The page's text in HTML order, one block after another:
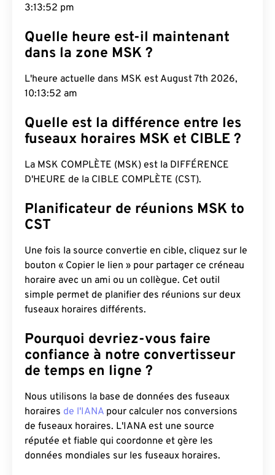
3:13:53 pm
Quelle heure est-il maintenant
dans la zone MSK ?
L'heure actuelle dans MSK est August 7th 2026,
10:13:53 am
Quelle est la différence entre les
fuseaux horaires MSK et CIBLE ?
La MSK COMPLÈTE (MSK) est la DIFFÉRENCE
D'HEURE de la CIBLE COMPLÈTE (CST).
Planificateur de réunions MSK to
CST
Une fois la source convertie en cible, cliquez sur le
bouton « Copier le lien » pour partager ce créneau
horaire avec un ami ou un collègue. Cet outil
simple permet de planifier des réunions sur deux
fuseaux horaires différents.
Pourquoi devriez-vous faire
confiance à notre convertisseur
de temps en ligne ?
Nous utilisons la base de données des fuseaux
horaires de l'IANA pour calculer nos conversions
de fuseaux horaires. L'IANA est une source
réputée et fiable qui coordonne et gère les
données mondiales sur les fuseaux horaires.